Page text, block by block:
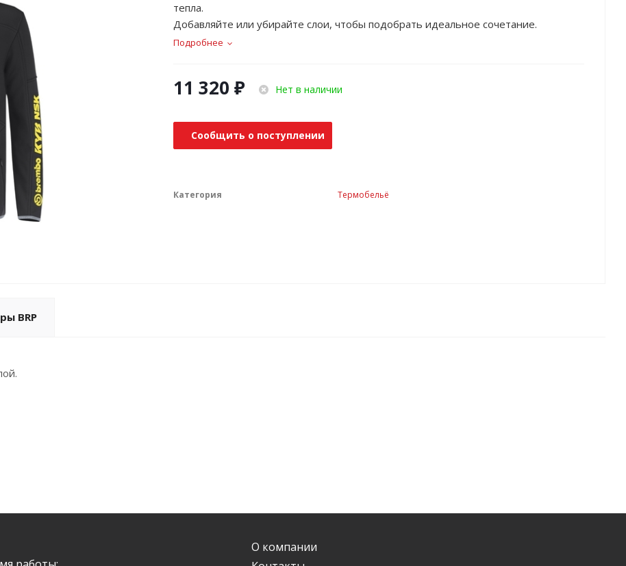
тепла.
Добавляйте или убирайте слои, чтобы подобрать идеальное сочетание.
Подробнее
11 320 ₽ Нет в наличии
Сообщить о поступлении
Категория Термобельё
BRP
О компании